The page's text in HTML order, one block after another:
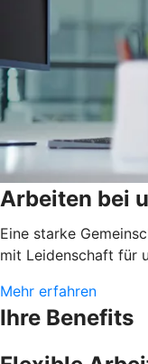
Arbeiten bei
Eine starke
mit Leidenschaft für
Mehr erfahren
Ihre Benefits